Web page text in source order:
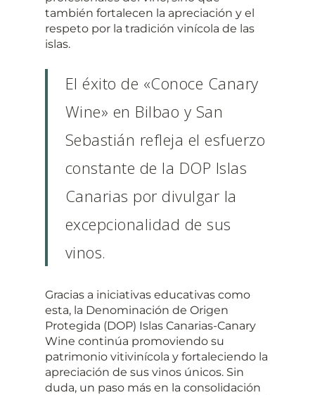
también fortalecen la apreciación y el
respeto por la tradición vinícola de las
islas.
El éxito de «Conoce Canary
Wine» en Bilbao y San
Sebastián refleja el esfuerzo
constante de la DOP Islas
Canarias por divulgar la
excepcionalidad de sus
vinos.
Gracias a iniciativas educativas como
esta, la Denominación de Origen
Protegida (DOP) Islas Canarias-Canary
Wine continúa promoviendo su
patrimonio vitivinícola y fortaleciendo la
apreciación de sus vinos únicos. Sin
duda, un paso más en la consolidación